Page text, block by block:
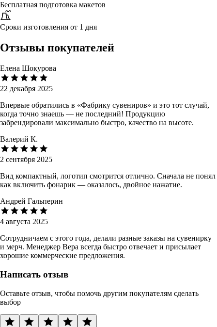
Бесплатная подготовка макетов
Сроки изготовления от 1 дня
Отзывы покупателей
Елена Шокурова
22 декабря 2025
Впервые обратились в «Фабрику сувениров» и это тот случай,
когда точно знаешь — не последний! Продукцию
забрендировали максимально быстро, качество на высоте.
Валерий К.
2 сентября 2025
Вид компактный, логотип смотрится отлично. Сначала не понял
как включить фонарик — оказалось, двойное нажатие.
Андрей Гальперин
4 августа 2025
Сотрудничаем с этого года, делали разные заказы на сувенирку
и мерч. Менеджер Вера всегда быстро отвечает и присылает
хорошие коммерческие предложения.
Написать отзыв
Оставьте отзыв, чтобы помочь другим покупателям сделать
выбор